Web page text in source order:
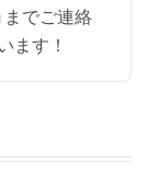
までご連絡
ます！